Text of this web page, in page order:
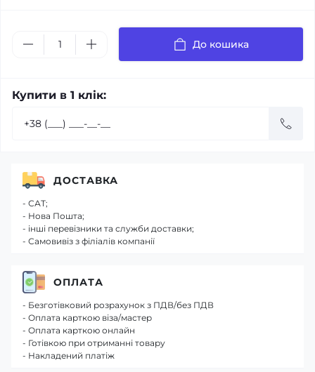
До кошика
Купити в 1 клік:
ДОСТАВКА
- САТ;
- Нова Пошта;
- інші перевізники та служби доставки;
- Самовивіз з філіалів компанії
ОПЛАТА
- Безготівковий розрахунок з ПДВ/без ПДВ
- Оплата карткою віза/мастер
- Оплата карткою онлайн
- Готівкою при отриманні товару
- Накладений платіж